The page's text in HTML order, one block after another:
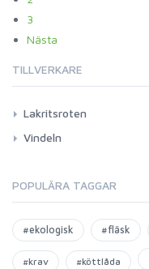
3
Nästa
TILLVERKARE
Lakritsroten
Vindeln
POPULÄRA TAGGAR
#ekologisk #fläsk
#krav #köttlåda